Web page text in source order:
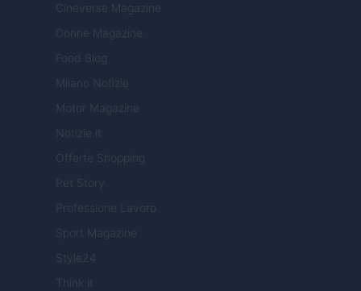
Cineverse Magazine
Donne Magazine
Food Blog
Milano Notizie
Motor Magazine
Notizie.it
Offerte Shopping
Pet Story
Professione Lavoro
Sport Magazine
Style24
Think.it